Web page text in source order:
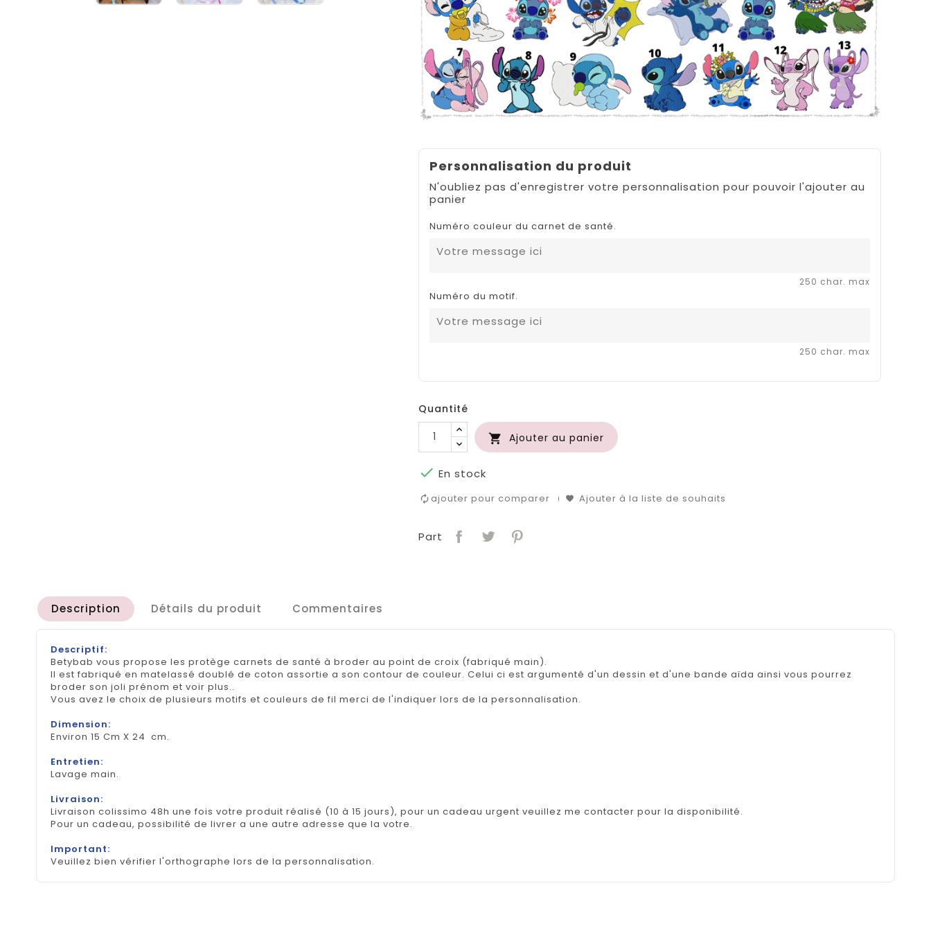
Personnalisation du produit
N'oubliez pas d'enregistrer votre personnalisation pour pouvoir l'ajouter au
panier
Numéro couleur du carnet de santé.
250 char. max
Numéro du motif.
250 char. max
Quantité
 Ajouter au panier
 En stock
ajouter pour comparer Ajouter à la liste de souhaits
Part
Description Détails du produit Commentaires
Descriptif:
Betybab vous propose les protège carnets de santé à broder au point de croix (fabriqué main).
Il est fabriqué en matelassé doublé de coton assortie a son contour de couleur. Celui ci est argumenté d'un dessin et d'une bande aïda ainsi vous pourrez
broder son joli prénom et voir plus..
Vous avez le choix de plusieurs motifs et couleurs de fil merci de l'indiquer lors de la personnalisation.
Dimension:
Environ 15 Cm X 24 cm.
Entretien:
Lavage main.
Livraison:
Livraison colissimo 48h une fois votre produit réalisé (10 à 15 jours), pour un cadeau urgent veuillez me contacter pour la disponibilité.
Pour un cadeau, possibilité de livrer a une autre adresse que la votre.
Important:
Veuillez bien vérifier l'orthographe lors de la personnalisation.